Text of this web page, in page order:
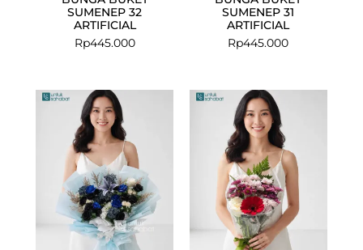
SUMENEP 32
ARTIFICIAL
Rp445.000
SUMENEP 31
ARTIFICIAL
Rp445.000